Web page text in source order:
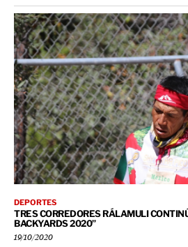
DEPORTES
TRES CORREDORES RÁLAMULI
BACKYARDS 2020”
19/10/2020